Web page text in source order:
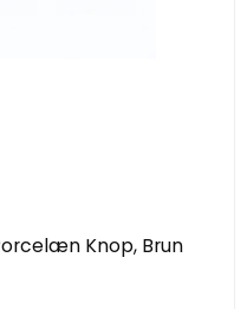
Knop, Brun